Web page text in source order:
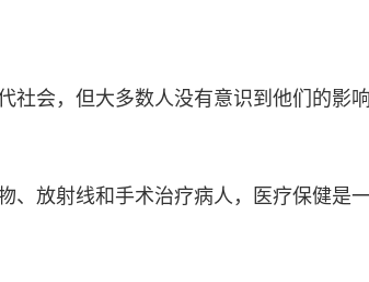
社会，但大多数人没有意识到他们的影
、放射线和手术治疗病人，医疗保健是